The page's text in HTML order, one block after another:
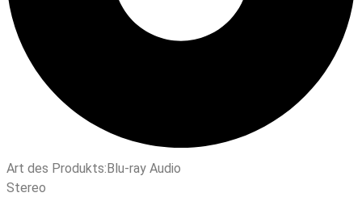
Art des Produkts: Blu-ray Audio
Stereo